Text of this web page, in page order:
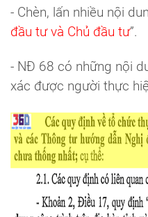
- Chèn, lấn nhiều nội
đầu tư và Chủ đầu tư”.
- NĐ 68 có những nội
xác được người thực